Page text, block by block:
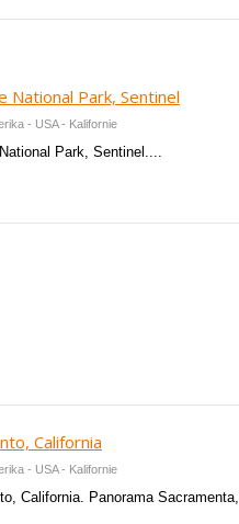
National Park, Sentinel
- USA - Kalifornie
Park, Sentinel....
California
- USA - Kalifornie
California. Panorama